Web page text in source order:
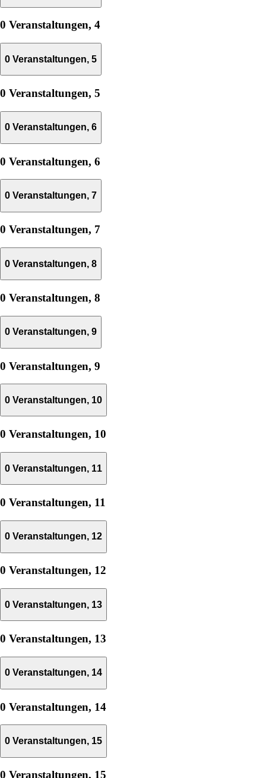
0 Veranstaltungen, 4
0 Veranstaltungen, 5
0 Veranstaltungen, 5
0 Veranstaltungen, 6
0 Veranstaltungen, 6
0 Veranstaltungen, 7
0 Veranstaltungen, 7
0 Veranstaltungen, 8
0 Veranstaltungen, 8
0 Veranstaltungen, 9
0 Veranstaltungen, 9
0 Veranstaltungen, 10
0 Veranstaltungen, 10
0 Veranstaltungen, 11
0 Veranstaltungen, 11
0 Veranstaltungen, 12
0 Veranstaltungen, 12
0 Veranstaltungen, 13
0 Veranstaltungen, 13
0 Veranstaltungen, 14
0 Veranstaltungen, 14
0 Veranstaltungen, 15
0 Veranstaltungen, 15